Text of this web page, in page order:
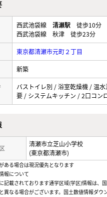
西武池袋線 清瀬駅 徒歩10分
西武池袋線 秋津 徒歩23分
東京都清瀬市元町２丁目
新築
バストイレ別 / 浴室乾燥機 / 温
要 / システムキッチン / 2口コン
清瀬市立芝山小学校
(東京都清瀬市)
ある場合は現況優先となります
報について
記載されております通学区域(学区)情報は
異なる場合がございます。国土数値情報ダ